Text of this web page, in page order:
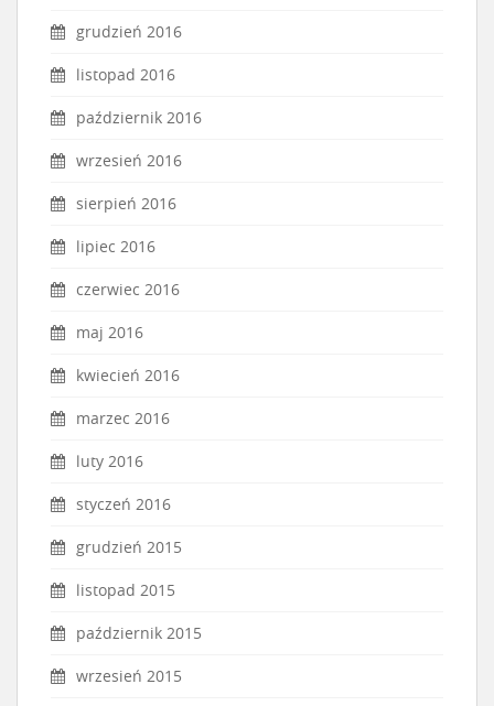
grudzień 2016
listopad 2016
październik 2016
wrzesień 2016
sierpień 2016
lipiec 2016
czerwiec 2016
maj 2016
kwiecień 2016
marzec 2016
luty 2016
styczeń 2016
grudzień 2015
listopad 2015
październik 2015
wrzesień 2015